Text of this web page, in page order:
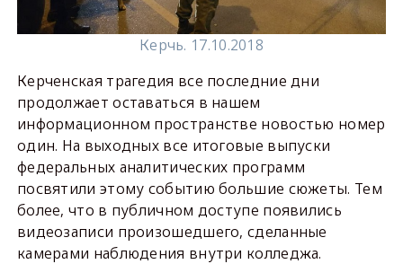
Керчь. 17.10.2018
Керченская трагедия все последние дни
продолжает оставаться в нашем
информационном пространстве новостью номер
один. На выходных все итоговые выпуски
федеральных аналитических программ
посвятили этому событию большие сюжеты. Тем
более, что в публичном доступе появились
видеозаписи произошедшего, сделанные
камерами наблюдения внутри колледжа.